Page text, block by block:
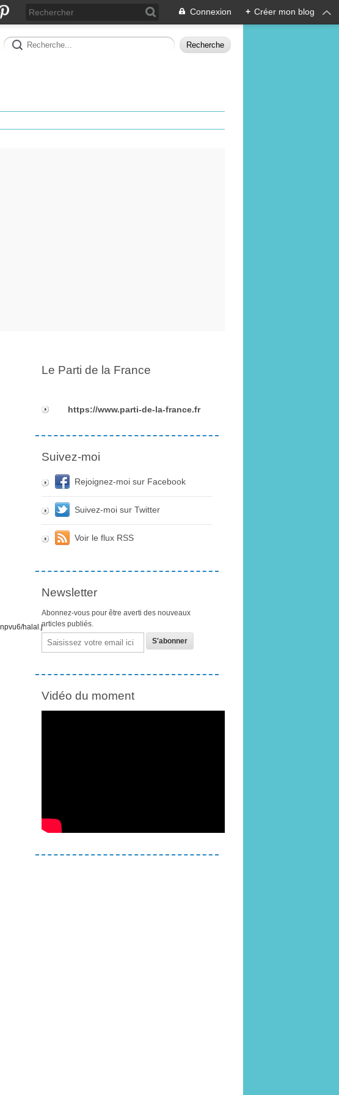
Connexion + Créer mon blog
Le Parti de la France
https://www.parti-de-la-france.fr
Suivez-moi
Rejoignez-moi sur Facebook
Suivez-moi sur Twitter
Voir le flux RSS
Newsletter
Abonnez-vous pour être averti des nouveaux
articles publiés.
Email
Vidéo du moment